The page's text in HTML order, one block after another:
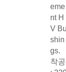
eme
nt H
V Bu
shin
gs.
착공